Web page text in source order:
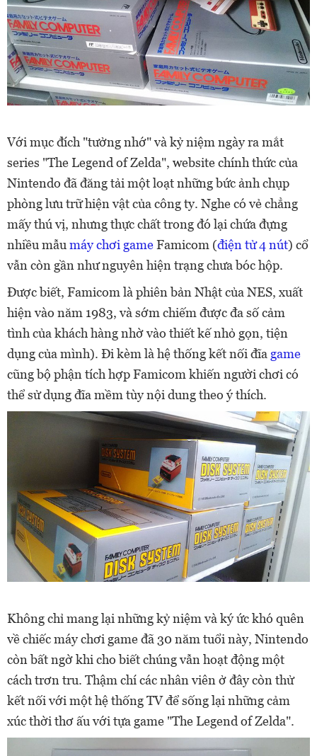
Với mục đích "tưởng nhớ" và kỷ niệm ngày ra mắt
series "The Legend of Zelda", website chính thức của
Nintendo đã đăng tải một loạt những bức ảnh chụp
phòng lưu trữ hiện vật của công ty. Nghe có vẻ chẳng
mấy thú vị, nhưng thực chất trong đó lại chứa đựng
nhiều mẫu máy chơi gameFamicom (điện tử 4 nút) cổ
vẫn còn gần như nguyên hiện trạng chưa bóc hộp.
Được biết, Famicom là phiên bản Nhật của NES, xuất
hiện vào năm 1983, và sớm chiếm được đa số cảm
tình của khách hàng nhờ vào thiết kế nhỏ gọn, tiện
dụng của mình). Đi kèm là hệ thống kết nối đĩa game
cũng bộ phận tích hợp Famicom khiến người chơi có
thể sử dụng đĩa mềm tùy nội dung theo ý thích.
Không chỉ mang lại những kỷ niệm và ký ức khó quên
về chiếc máy chơi game đã 30 năm tuổi này, Nintendo
còn bất ngờ khi cho biết chúng vẫn hoạt động một
cách trơn tru. Thậm chí các nhân viên ở đây còn thử
kết nối với một hệ thống TV để sống lại những cảm
xúc thời thơ ấu với tựa game "The Legend of Zelda".